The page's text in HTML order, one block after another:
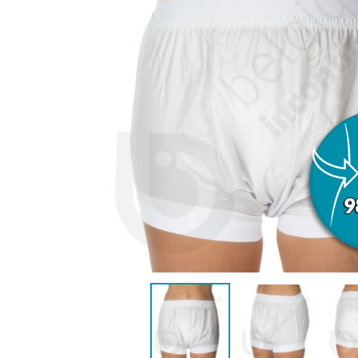
ANATOMIQUE FEMME
AIDE À LA CONTINENCE
LANGE PISCINE ENFANT MAILLOT DE
HYGIÈNE & SOIN ENFANT